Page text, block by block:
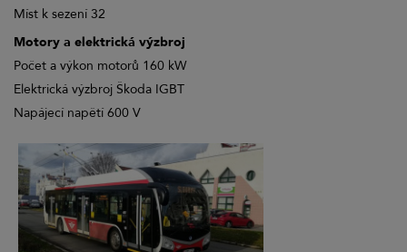
Míst k sezení 32
Motory a elektrická výzbroj
Počet a výkon motorů 160 kW
Elektrická výzbroj Škoda IGBT
Napájecí napětí 600 V